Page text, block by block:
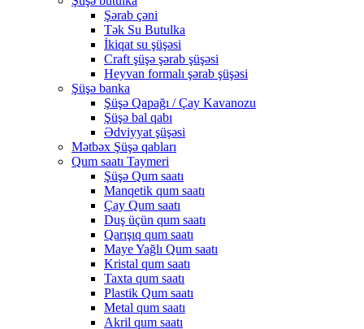
Şərab çəni
Tək Su Butulka
İkiqat su şüşəsi
Craft şüşə şərab şüşəsi
Heyvan formalı şərab şüşəsi
Şüşə banka
Şüşə Qapağı / Çay Kavanozu
Şüşə bal qabı
Ədviyyat şüşəsi
Mətbəx Şüşə qabları
Qum saatı Taymeri
Şüşə Qum saatı
Manqetik qum saatı
Çay Qum saatı
Duş üçün qum saatı
Qarışıq qum saatı
Maye Yağlı Qum saatı
Kristal qum saatı
Taxta qum saatı
Plastik Qum saatı
Metal qum saatı
Akril qum saatı